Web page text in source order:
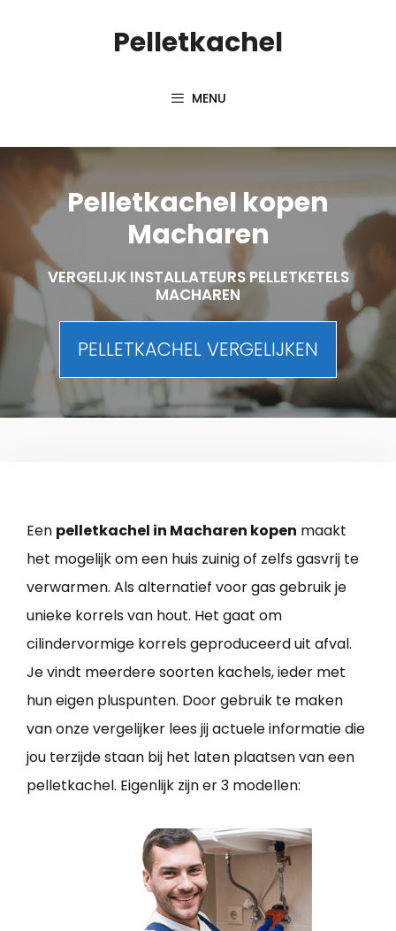
Pelletkachel
MENU
Pelletkachel kopen
Macharen
VERGELIJK INSTALLATEURS PELLETKETELS
MACHAREN
PELLETKACHEL VERGELIJKEN
Een pelletkachel in Macharen kopen maakt
het mogelijk om een huis zuinig of zelfs gasvrij te
verwarmen. Als alternatief voor gas gebruik je
unieke korrels van hout. Het gaat om
cilindervormige korrels geproduceerd uit afval.
Je vindt meerdere soorten kachels, ieder met
hun eigen pluspunten. Door gebruik te maken
van onze vergelijker lees jij actuele informatie die
jou terzijde staan bij het laten plaatsen van een
pelletkachel. Eigenlijk zijn er 3 modellen: